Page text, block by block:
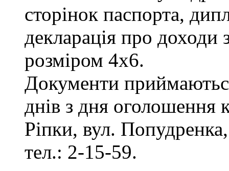
сторінок паспорта,
декларація про доходи
розміром 4х6.
Документи
днів з дня оголошення
Ріпки, вул.
тел.: 2-15-59.